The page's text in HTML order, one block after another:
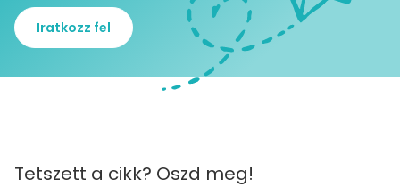
Iratkozz fel
Tetszett a cikk? Oszd meg!